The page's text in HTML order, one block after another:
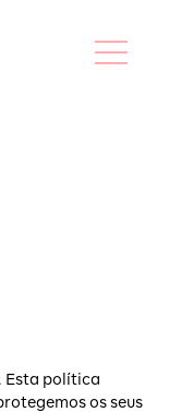
Esta política
os seus